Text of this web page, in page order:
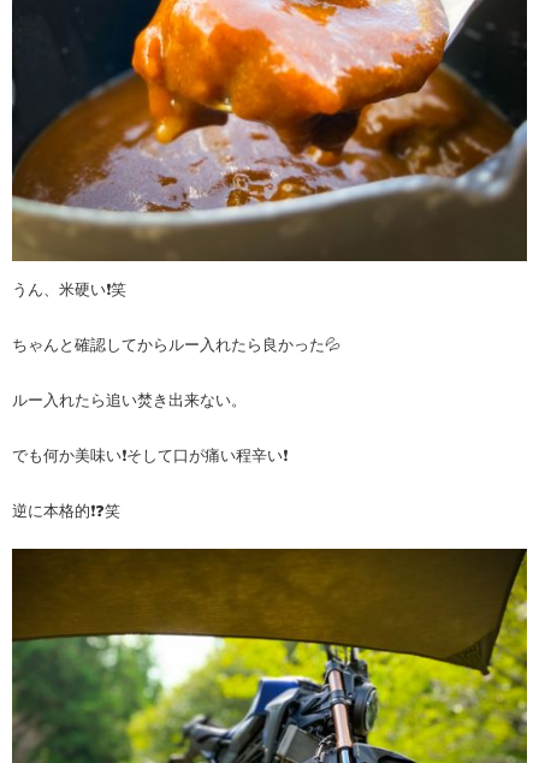
うん、米硬い❗️笑
ちゃんと確認してからルー入れたら良かった💦
ルー入れたら追い焚き出来ない。
でも何か美味い❗️そして口が痛い程辛い❗️
逆に本格的❗️❓笑